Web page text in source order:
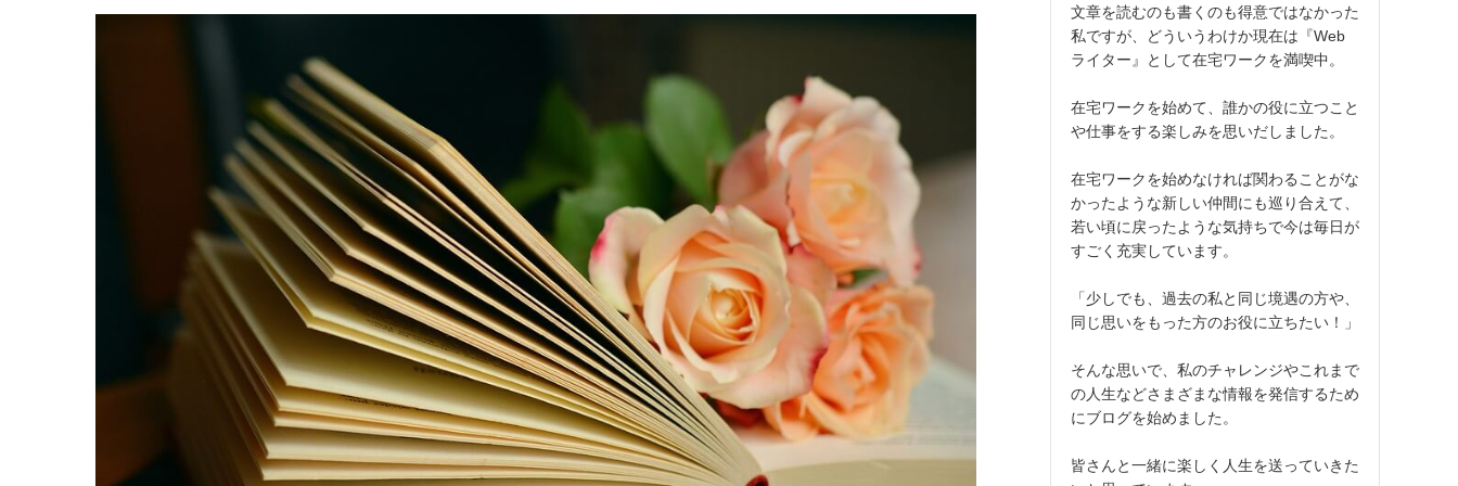
文章を読むのも書くのも得意ではなかった
私ですが、どういうわけか現在は『Web
ライター』として在宅ワークを満喫中。
在宅ワークを始めて、誰かの役に立つこと
や仕事をする楽しみを思いだしました。
在宅ワークを始めなければ関わることがな
かったような新しい仲間にも巡り合えて、
若い頃に戻ったような気持ちで今は毎日が
すごく充実しています。
「少しでも、過去の私と同じ境遇の方や、
同じ思いをもった方のお役に立ちたい！」
そんな思いで、私のチャレンジやこれまで
の人生などさまざまな情報を発信するため
にブログを始めました。
皆さんと一緒に楽しく人生を送っていきた